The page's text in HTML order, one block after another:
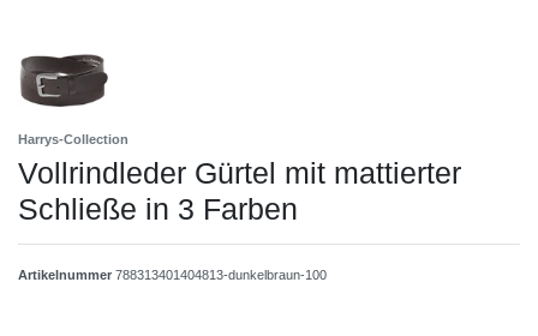
Harrys-Collection
Vollrindleder Gürtel mit mattierter
Schließe in 3 Farben
Artikelnummer 788313401404813-dunkelbraun-100